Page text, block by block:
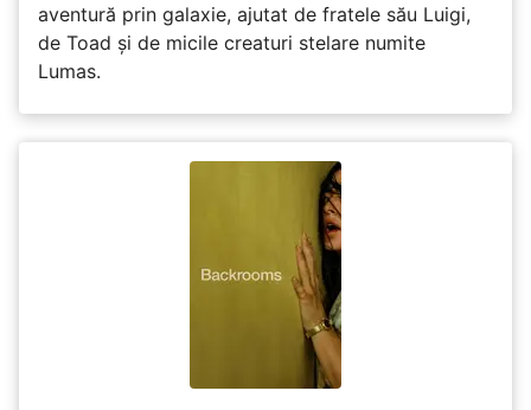
aventură prin galaxie, ajutat de fratele său Luigi,
de Toad și de micile creaturi stelare numite
Lumas.